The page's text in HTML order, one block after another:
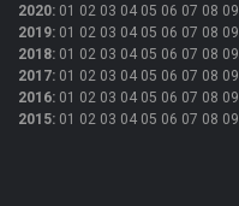
2020: 01 02 03 04 05 06 07 08 09
2019: 01 02 03 04 05 06 07 08 09
2018: 01 02 03 04 05 06 07 08 09
2017: 01 02 03 04 05 06 07 08 09
2016: 01 02 03 04 05 06 07 08 09
2015: 01 02 03 04 05 06 07 08 09